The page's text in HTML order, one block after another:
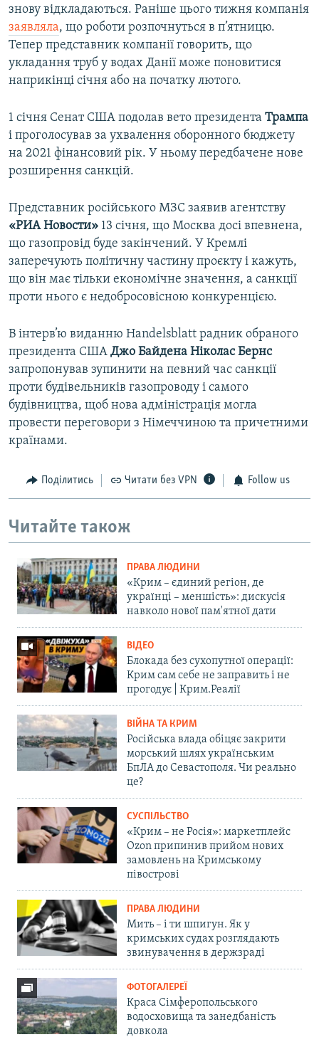
знову відкладаються. Раніше цього тижня компанія
заявляла, що роботи розпочнуться в п’ятницю.
Тепер представник компанії говорить, що
укладання труб у водах Данії може поновитися
наприкінці січня або на початку лютого.
1 січня Сенат США подолав вето президента Трампа
і проголосував за ухвалення оборонного бюджету
на 2021 фінансовий рік. У ньому передбачене нове
розширення санкцій.
Представник російського МЗС заявив агентству
«РИА Новости» 13 січня, що Москва досі впевнена,
що газопровід буде закінчений. У Кремлі
заперечують політичну частину проєкту і кажуть,
що він має тільки економічне значення, а санкції
проти нього є недобросовісною конкуренцією.
В інтерв’ю виданню Handelsblatt радник обраного
президента США Джо Байдена Ніколас Бернс
запропонував зупинити на певний час санкції
проти будівельників газопроводу і самого
будівництва, щоб нова адміністрація могла
провести переговори з Німеччиною та причетними
країнами.
Поділитись Читати без VPN Follow us
Читайте також
ПРАВА ЛЮДИНИ
«Крим – єдиний регіон, де
українці – меншість»: дискусія
навколо нової пам'ятної дати
ВІДЕО
Блокада без сухопутної операції:
Крим сам себе не заправить і не
прогодує | Крим.Реалії
ВІЙНА ТА КРИМ
Російська влада обіцяє закрити
морський шлях українським
БпЛА до Севастополя. Чи реально
це?
СУСПІЛЬСТВО
«Крим – не Росія»: маркетплейс
Ozon припинив прийом нових
замовлень на Кримському
півострові
ПРАВА ЛЮДИНИ
Мить – і ти шпигун. Як у
кримських судах розглядають
звинувачення в держзраді
ФОТОГАЛЕРЕЇ
Краса Сімферопольського
водосховища та занедбаність
довкола